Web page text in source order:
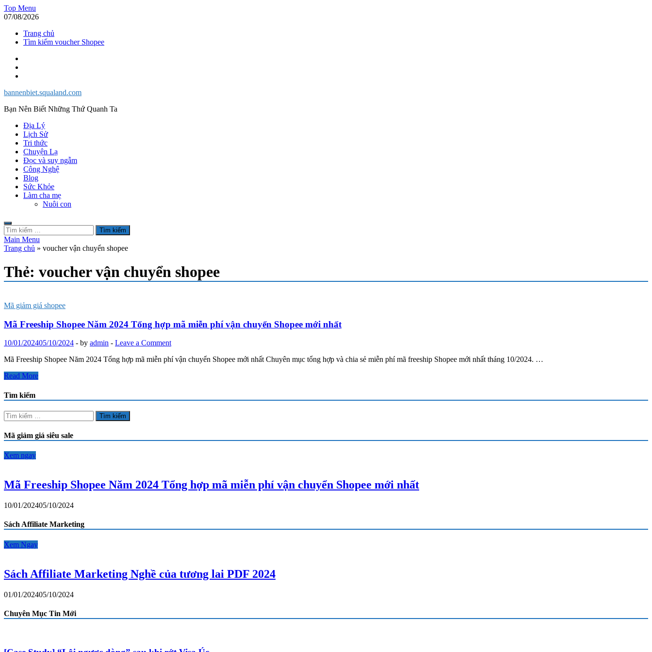
Skip
to
Top Menu
07/08/2026
Trang chủ
Tìm kiếm voucher Shopee
bannenbiet.squaland.com
Bạn Nên Biết Những Thứ Quanh Ta
Địa Lý
Lịch Sử
Tri thức
Chuyện Lạ
Đọc và suy ngẫm
Công Nghệ
Blog
Sức Khỏe
Làm cha mẹ
Nuôi con
Tìm
kiếm
cho:
Main Menu
Trang chủ » voucher vận chuyển shopee
Thẻ: voucher vận chuyển shopee
Mã giảm giá shopee
Mã Freeship Shopee Năm 2024 Tổng hợp mã miễn phí vận chuyển Shopee mới nhất
10/01/202405/10/2024 - by admin - Leave a Comment
Mã Freeship Shopee Năm 2024 Tổng hợp mã miễn phí vận chuyển Shopee mới nhất Chuyên mục tổng hợp và chia sẻ miễn phí mã freeship Shopee mới nhất tháng 10/2024. …
Mã
Shopee
Năm
2024
Tổng
mã
phí
Shopee
mới
Read More
Tìm kiếm
Tìm
kiếm
cho:
Mã giảm giá siêu sale
Xem ngay
Mã Freeship Shopee Năm 2024 Tổng hợp mã miễn phí vận chuyển Shopee mới nhất
10/01/202405/10/2024
Sách Affiliate Marketing
Xem Ngay
Sách Affiliate Marketing Nghề của tương lai PDF 2024
01/01/202405/10/2024
Chuyên Mục Tin Mới